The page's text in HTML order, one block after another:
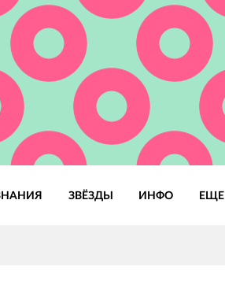
ЗВЁЗДЫ ИНФО ЕЩЕ